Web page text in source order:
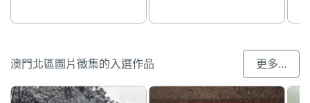
澳門北區圖片徵集的入選作品 更多...